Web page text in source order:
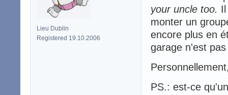
Lieu Dublin
Registered 19.10.2006
your uncle too.
monter un
encore plus en
garage n'est
PS.: est-ce